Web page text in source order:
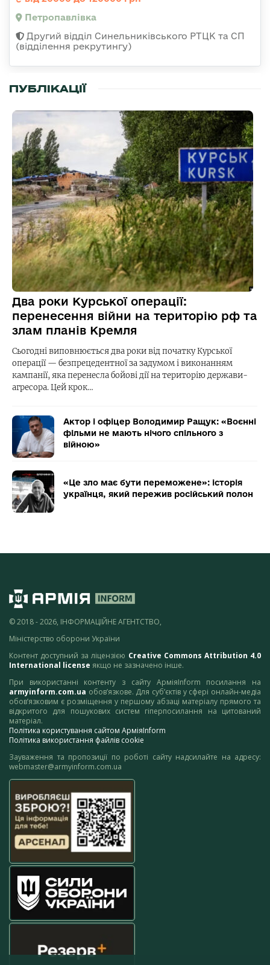
Петропавлівка
Другий відділ Синельниківського РТЦК та СП
(відділення рекрутингу)
ПУБЛІКАЦІЇ
Два роки Курської операції:
перенесення війни на територію рф та
злам планів Кремля
Сьогодні виповнюється два роки від початку Курської
операції — безпрецедентної за задумом і виконанням
кампанії, яка перенесла бойові дії на територію держави-
агресора. Цей крок…
Актор і офіцер Володимир Ращук: «Воєнні
фільми не мають нічого спільного з
війною»
«Це зло має бути переможене»: історія
українця, який пережив російський полон
© 2018 - 2026, ІНФОРМАЦІЙНЕ АГЕНТСТВО,
Міністерство оборони України
Контент доступний за ліцензією Creative Commons Attribution 4.0
International license якщо не зазначено інше.
При використанні контенту з сайту АрміяInform посилання на
armyinform.com.ua обов’язкове. Для суб’єктів у сфері онлайн-медіа
обов’язковим є розміщення у першому абзаці матеріалу прямого та
відкритого для пошукових систем гіперпосилання на цитований
матеріал.
Політика користування сайтом АрміяInform
Політика використання файлів cookie
Зауваження та пропозиції по роботі сайту надсилайте на адресу:
webmaster@armyinform.com.ua